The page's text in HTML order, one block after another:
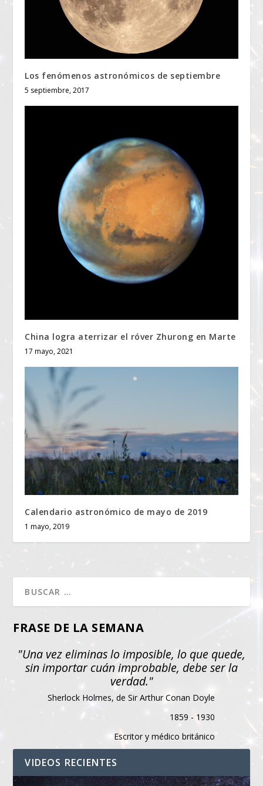
Los fenómenos astronómicos de septiembre
5 septiembre, 2017
China logra aterrizar el róver Zhurong en Marte
17 mayo, 2021
Calendario astronómico de mayo de 2019
1 mayo, 2019
FRASE DE LA SEMANA
"Una vez eliminas lo imposible, lo que quede,
sin importar cuán improbable, debe ser la
verdad."
Sherlock Holmes, de Sir Arthur Conan Doyle
1859 - 1930
Escritor y médico británico
VIDEOS RECIENTES